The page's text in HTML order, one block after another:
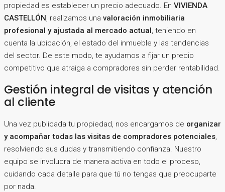
propiedad es establecer un precio adecuado. En VIVIENDA
CASTELLÓN, realizamos una valoración inmobiliaria
profesional y ajustada al mercado actual, teniendo en
cuenta la ubicación, el estado del inmueble y las tendencias
del sector. De este modo, te ayudamos a fijar un precio
competitivo que atraiga a compradores sin perder rentabilidad.
Gestión integral de visitas y atención
al cliente
Una vez publicada tu propiedad, nos encargamos de organizar
y acompañar todas las visitas de compradores potenciales,
resolviendo sus dudas y transmitiendo confianza. Nuestro
equipo se involucra de manera activa en todo el proceso,
cuidando cada detalle para que tú no tengas que preocuparte
por nada.